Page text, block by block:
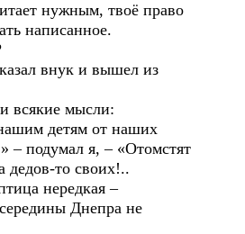
нужным, твоё право
написанное.
внук и вышел из
мысли:
детям от наших
– подумал я, – «Отомстят
дедов-то своих!..
нередкая –
Днепра не